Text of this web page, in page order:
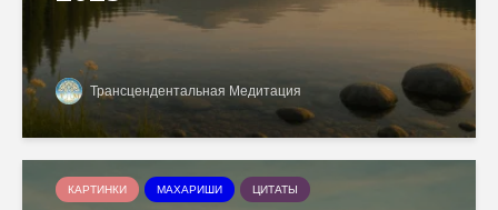
Трансцендентальная Медитация
КАРТИНКИ МАХАРИШИ ЦИТАТЫ